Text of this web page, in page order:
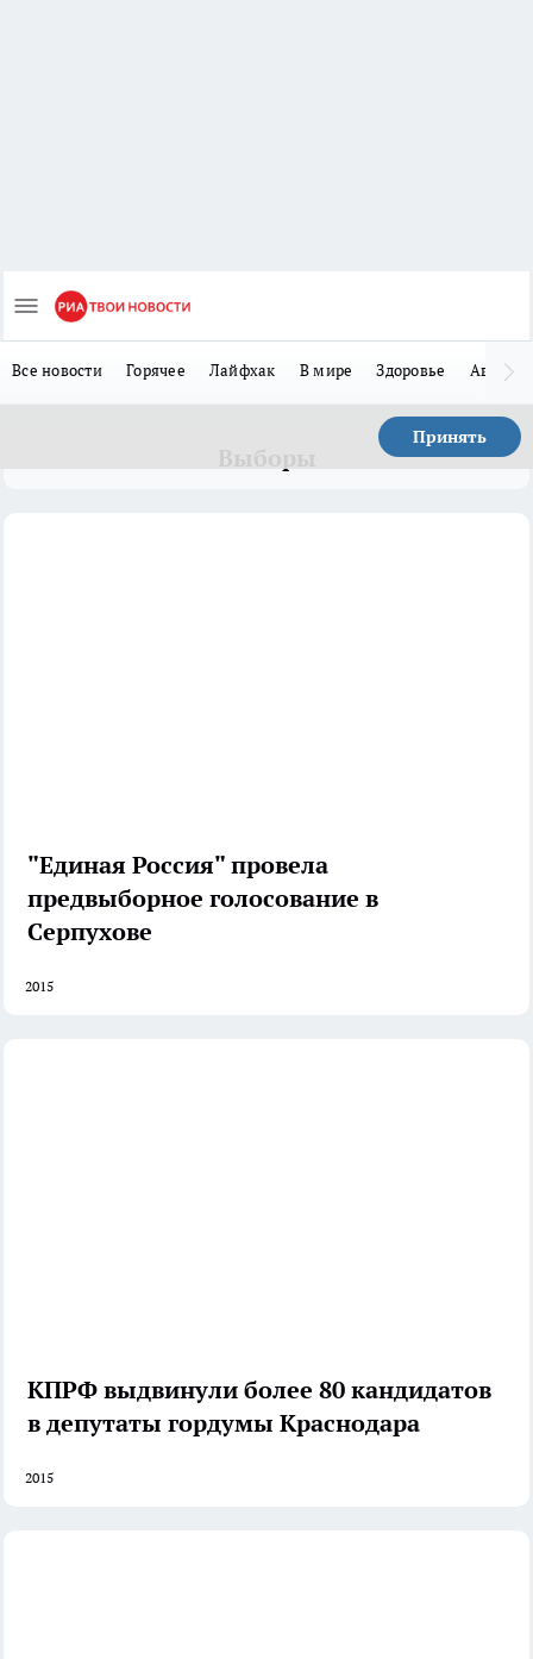
Все новости Горячее Лайфхак В мире Здоровье Авто
Принять
"Единая Россия" провела
предвыборное голосование в
Серпухове
2015
КПРФ выдвинули более 80 кандидатов
в депутаты гордумы Краснодара
2015